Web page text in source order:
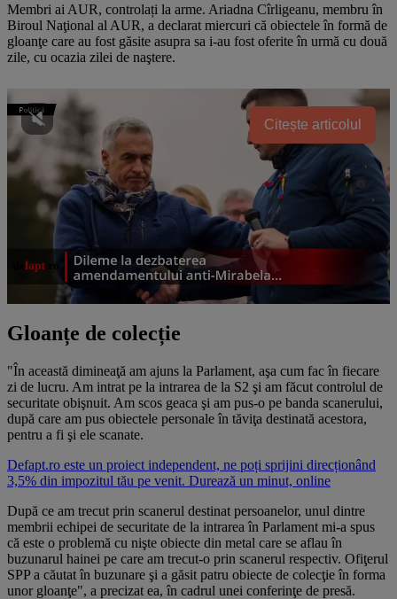
Membri ai AUR, controlați la arme. Ariadna Cîrligeanu, membru în
Biroul Naţional al AUR, a declarat miercuri că obiectele în formă de
gloanţe care au fost găsite asupra sa i-au fost oferite în urmă cu două
zile, cu ocazia zilei de naştere.
Citește articolul
Gloanțe de colecție
"În această dimineaţă am ajuns la Parlament, aşa cum fac în fiecare
zi de lucru. Am intrat pe la intrarea de la S2 şi am făcut controlul de
securitate obişnuit. Am scos geaca şi am pus-o pe banda scanerului,
după care am pus obiectele personale în tăviţa destinată acestora,
pentru a fi şi ele scanate.
Defapt.ro este un proiect independent, ne poți sprijini direcționând
3,5% din impozitul tău pe venit. Durează un minut, online
După ce am trecut prin scanerul destinat persoanelor, unul dintre
membrii echipei de securitate de la intrarea în Parlament mi-a spus
că este o problemă cu nişte obiecte din metal care se aflau în
buzunarul hainei pe care am trecut-o prin scanerul respectiv. Ofiţerul
SPP a căutat în buzunare şi a găsit patru obiecte de colecţie în forma
unor gloanţe", a precizat ea, în cadrul unei conferinţe de presă.